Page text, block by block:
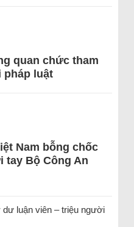
quan chức tham
pháp luật
Nam bỗng chốc
tay Bộ Công An
dư luận viên – triệu người